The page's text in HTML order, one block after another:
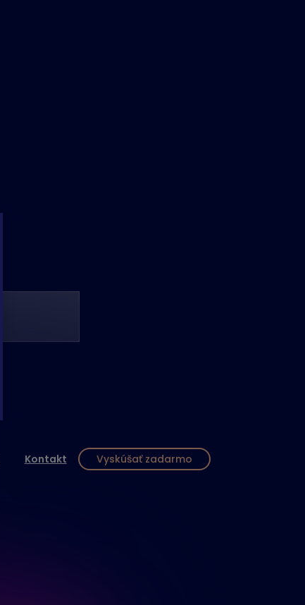
Kontakt Vyskúšať zadarmo